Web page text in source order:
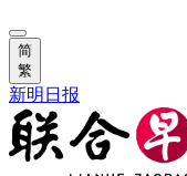
简
繁
新明日报